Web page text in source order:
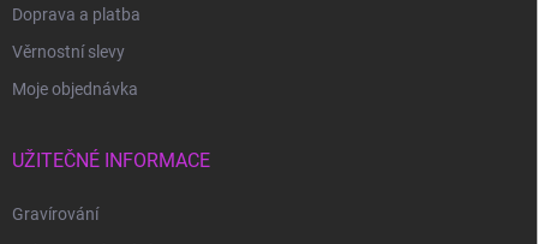
Doprava a platba
Věrnostní slevy
Moje objednávka
UŽITEČNÉ INFORMACE
Gravírování